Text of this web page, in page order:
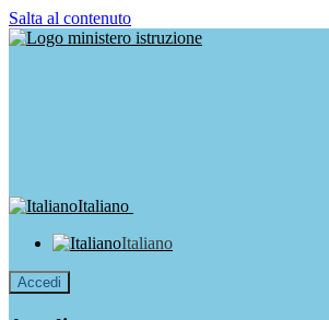
Salta al contenuto
Italiano
Italiano
Accedi